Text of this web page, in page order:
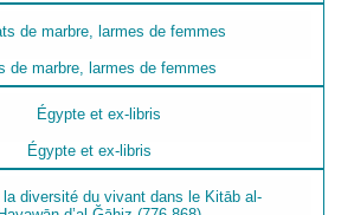
de marbre, larmes de femmes
Égypte et ex-libris